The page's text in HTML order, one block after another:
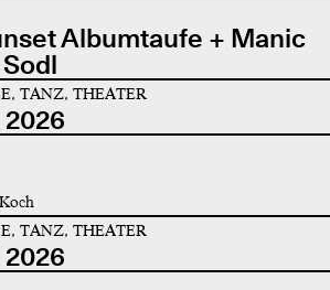
Albumtaufe + Manic
TANZ, THEATER
2026
TANZ, THEATER
2026